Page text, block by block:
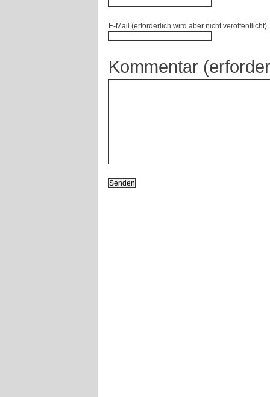
E-Mail (erforderlich wird aber nicht veröffentlicht)
Kommentar